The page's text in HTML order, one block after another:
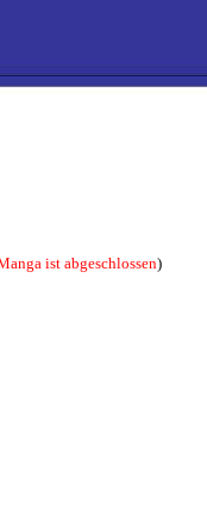
ist abgeschlossen)